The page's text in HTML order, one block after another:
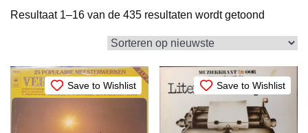
Resultaat 1–16 van de 435 resultaten wordt getoond
op
nieuwste
Save to Wishlist Save to Wishlist